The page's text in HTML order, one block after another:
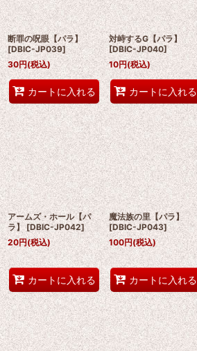
断罪の呪眼【パラ】
[DBIC-JP039]
30円(税込)
カートに入れる
対峙するG【パラ】
[DBIC-JP040]
10円(税込)
カートに入れる
アームズ・ホール【パ
ラ】 [DBIC-JP042]
20円(税込)
カートに入れる
魔法族の里【パラ】
[DBIC-JP043]
100円(税込)
カートに入れる